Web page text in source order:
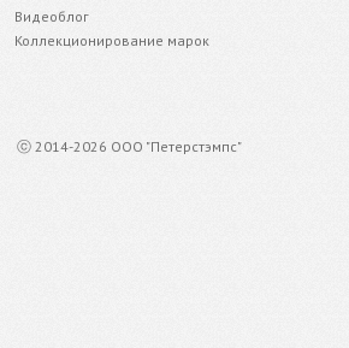
Видеоблог
Коллекционирование марок
ⓒ 2014-2026 ООО "Петерстэмпс"